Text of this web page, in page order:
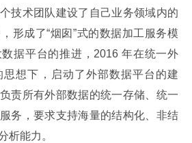
技术团队建设了自己业务领域内的
形成了“烟囱”式的数据加工服务模
据平台的推进，2016 年在统一外
想下，启动了外部数据平台的建
责所有外部数据的统一存储、统一
务，要求支持海量的结构化、非结
析能力。